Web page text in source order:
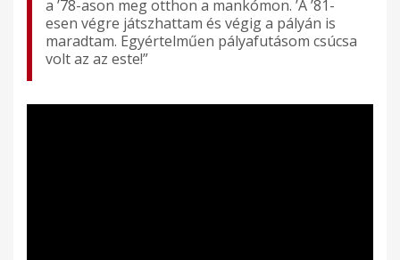
a ’78-ason meg otthon a mankómon. ’A ’81-
esen végre játszhattam és végig a pályán is
maradtam. Egyértelműen pályafutásom csúcsa
volt az az este!”